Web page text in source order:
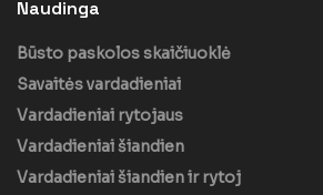
Naudinga
Būsto paskolos skaičiuoklė
Savaitės vardadieniai
Vardadieniai rytojaus
Vardadieniai šiandien
Vardadieniai šiandien ir rytoj